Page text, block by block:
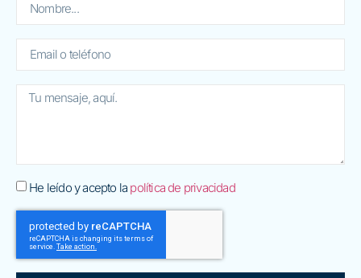
He leído y acepto la política de privacidad